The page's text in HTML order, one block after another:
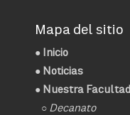
Mapa del sitio
● Inicio
● Noticias
● Nuestra Facultad
○ Decanato